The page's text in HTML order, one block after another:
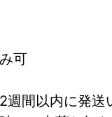
可
週間以内に発送